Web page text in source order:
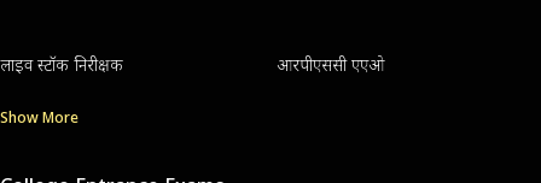
लाइव स्टॉक निरीक्षक आरपीएससी एएओ
Show More